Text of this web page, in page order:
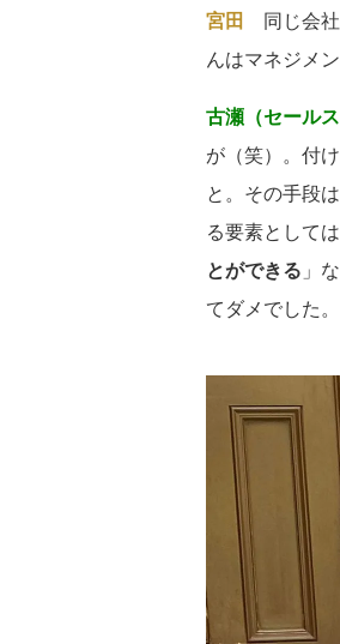
宮田 同じ会
んはマネジメ
古瀬（セールス
が（笑）。付
と。その手段
る要素としては
とができる 」
てダメでした。